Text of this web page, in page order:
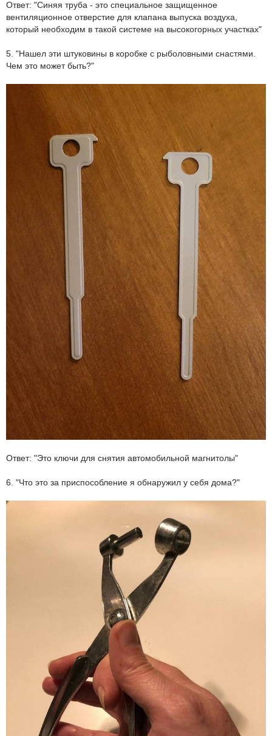
Ответ: "Синяя труба - это специальное защищенное
вентиляционное отверстие для клапана выпуска воздуха,
который необходим в такой системе на высокогорных участках"
5. "Нашел эти штуковины в коробке с рыболовными снастями.
Чем это может быть?"
Ответ: "Это ключи для снятия автомобильной магнитолы"
6. "Что это за приспособление я обнаружил у себя дома?"